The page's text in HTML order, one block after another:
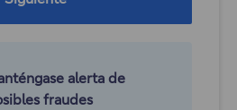
alerta de
fraudes